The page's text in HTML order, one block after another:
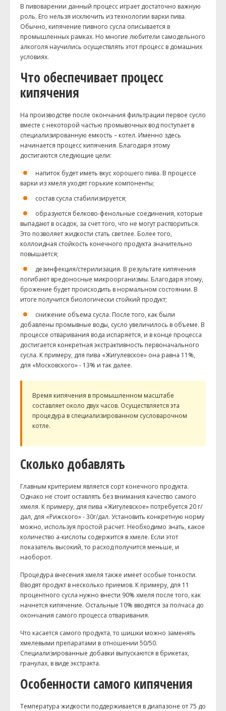
В пивоварении данный процесс играет достаточно важную
роль. Его нельзя исключить из технологии варки пива.
Обычно, кипячение пивного сусла описывается в
промышленных рамках. Но многие любители самодельного
алкоголя научились осуществлять этот процесс в домашних
условиях.
Что обеспечивает процесс
кипячения
На производстве после окончания фильтрации первое сусло
вместе с некоторой частью промывочных вод поступает в
специализированную емкость – котел. Именно здесь
начинается процесс кипячения. Благодаря этому
достигаются следующие цели:
напиток будет иметь вкус хорошего пива. В процессе
варки из хмеля уходят горькие компоненты;
состав сусла стабилизируется;
образуются белково-фенольные соединения, которые
выпадают в осадок, за счет того, что не могут раствориться.
Это позволяет жидкости стать светлее. Более того,
коллоидная стойкость конечного продукта значительно
повышается;
дезинфекция/стерилизация. В результате кипячения
погибают вредоносные микроорганизмы. Благодаря этому,
брожение будет происходить в нормальном состоянии. В
итоге получится биологически стойкий продукт;
снижение объема сусла. После того, как были
добавлены промывные воды, сусло увеличилось в объеме. В
процессе отваривания вода испаряется, и в конце процесса
достигается конкретная экстрактивность первоначального
сусла. К примеру, для пива «Жигулевское» она равна 11%,
для «Московского» - 13% и так далее.
Время кипячения в промышленном масштабе
составляет около двух часов. Осуществляется эта
процедура в специализированном сусловарочном
котле.
Сколько добавлять
Главным критерием является сорт конечного продукта.
Однако не стоит оставлять без внимания качество самого
хмеля. К примеру, для пива «Жигулевское» потребуется 20 г/
дал, для «Рижского» - 30г/дал. Установить конкретную норму
можно, используя простой расчет. Необходимо знать, какое
количество а-кислоты содержится в хмеле. Если этот
показатель высокий, то расход получится меньше, и
наоборот.
Процедура внесения хмеля также имеет особые тонкости.
Вводят продукт в несколько приемов. К примеру, для 11
процентного сусла нужно внести 90% хмеля после того, как
начнется кипячение. Остальные 10% вводятся за полчаса до
окончания самого процесса отваривания.
Что касается самого продукта, то шишки можно заменять
хмелевыми препаратами в отношении 50/50.
Специализированные добавки выпускаются в брикетах,
гранулах, в виде экстракта.
Особенности самого кипячения
Температура жидкости поддерживается в диапазоне от 75 до